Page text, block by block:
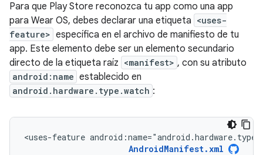
Para que Play Store reconozca tu app como una app
para Wear OS, debes declarar una etiqueta <uses-
feature> específica en el archivo de manifiesto de tu
app. Este elemento debe ser un elemento secundario
directo de la etiqueta raíz <manifest> , con su atributo
android:name establecido en
android.hardware.type.watch :
<uses-feature
AndroidManifest.xml